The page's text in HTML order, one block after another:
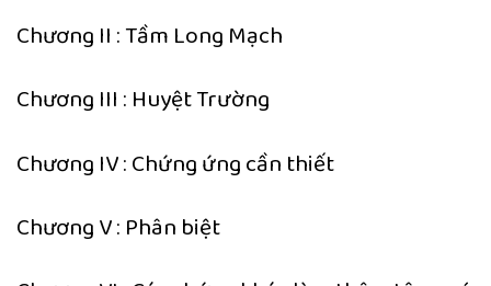
Chương II : Tầm Long Mạch
Chương III : Huyệt Trường
Chương IV : Chứng ứng cần thiết
Chương V : Phân biệt